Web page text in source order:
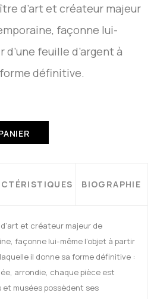
d’art et créateur majeur
façonne lui-
d’une feuille d’argent à
définitive.
BIOGRAPHIE
et créateur majeur de
façonne lui-même l’objet à partir
il donne sa forme définitive :
arrondie, chaque pièce est
musées possèdent ses